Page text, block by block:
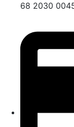
68 2030